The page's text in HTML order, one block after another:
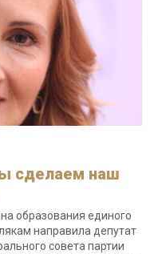
сделаем наш
образования единого
направила депутат
совета партии